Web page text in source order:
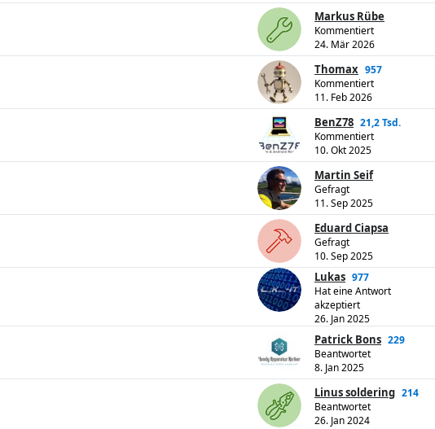
Markus Rübe
Kommentiert
24. Mär 2026
Thomax 957
Kommentiert
11. Feb 2026
BenZ78 21,2 Tsd.
Kommentiert
10. Okt 2025
Martin Seif
Gefragt
11. Sep 2025
Eduard Ciapsa
Gefragt
10. Sep 2025
Lukas 977
Hat eine Antwort
akzeptiert
26. Jan 2025
Patrick Bons 229
Beantwortet
8. Jan 2025
Linus soldering 214
Beantwortet
26. Jan 2024